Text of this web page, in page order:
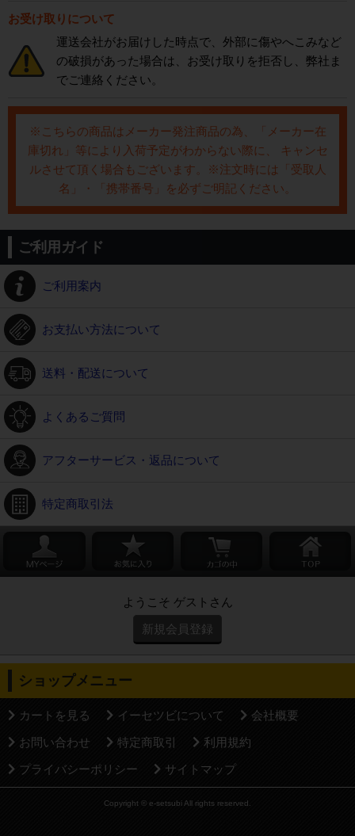
お受け取りについて
運送会社がお届けした時点で、外部に傷やへこみなど
の破損があった場合は、お受け取りを拒否し、弊社ま
でご連絡ください。
※こちらの商品はメーカー発注商品の為、「メーカー在
庫切れ」等により入荷予定がわからない際に、 キャンセ
ルさせて頂く場合もございます。※注文時には「受取人
名」・「携帯番号」を必ずご明記ください。
ご利用ガイド
ご利用案内
お支払い方法について
送料・配送について
よくあるご質問
アフターサービス・返品について
特定商取引法
ようこそ ゲストさん
新規会員登録
ショップメニュー
カートを見る イーセツビについて
会社概要
お問い合わせ
特定商取引
利用規約
プライバシーポリシー
サイトマップ
Copyright © e-setsubi All rights reserved.